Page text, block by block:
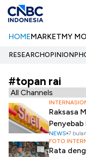
HOMEMARKETMY
RESEARCHOPINION
#topan rai
Raksasa
Penyebab
NEWS 7
FOTO
Rata